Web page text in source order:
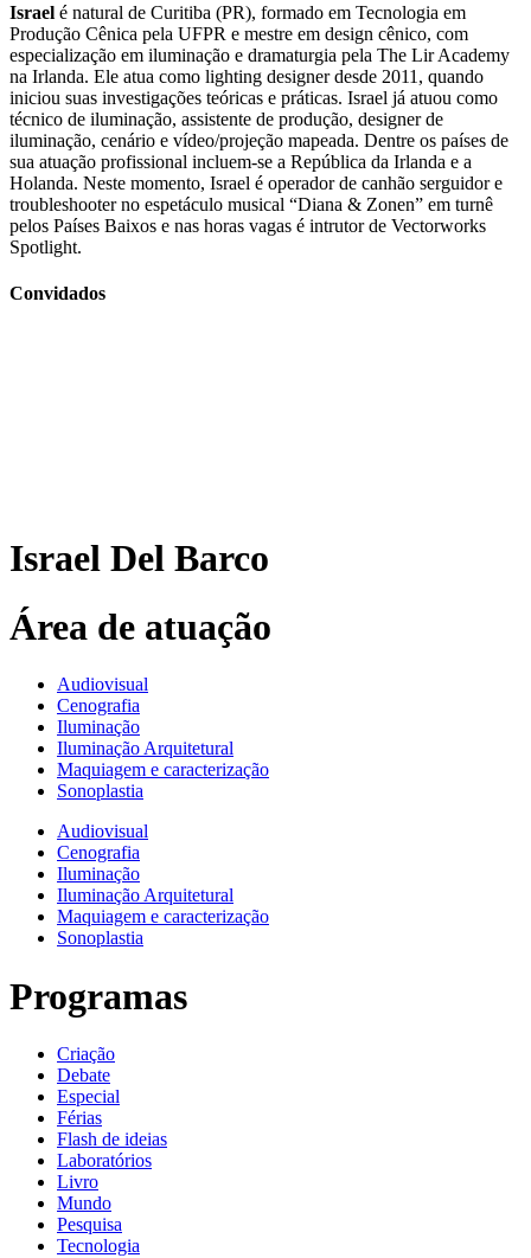
Israel é natural de Curitiba (PR), formado em Tecnologia em
Produção Cênica pela UFPR e mestre em design cênico, com
especialização em iluminação e dramaturgia pela The Lir Academy
na Irlanda. Ele atua como lighting designer desde 2011, quando
iniciou suas investigações teóricas e práticas. Israel já atuou como
técnico de iluminação, assistente de produção, designer de
iluminação, cenário e vídeo/projeção mapeada. Dentre os países de
sua atuação profissional incluem-se a República da Irlanda e a
Holanda. Neste momento, Israel é operador de canhão serguidor e
troubleshooter no espetáculo musical “Diana & Zonen” em turnê
pelos Países Baixos e nas horas vagas é intrutor de Vectorworks
Spotlight.
Convidados
Israel Del Barco
Área de atuação
Audiovisual
Cenografia
Iluminação
Iluminação Arquitetural
Maquiagem e caracterização
Sonoplastia
Audiovisual
Cenografia
Iluminação
Iluminação Arquitetural
Maquiagem e caracterização
Sonoplastia
Programas
Criação
Debate
Especial
Férias
Flash de ideias
Laboratórios
Livro
Mundo
Pesquisa
Tecnologia